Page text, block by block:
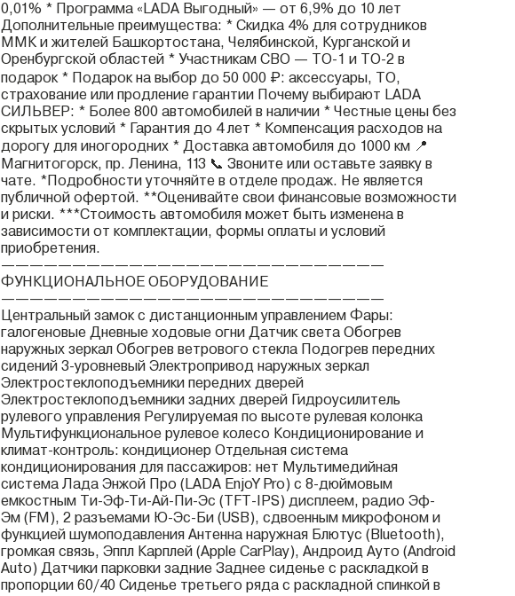
0,01% * Программа «LADA Выгодный» — от 6,9% до 10 лет
Дополнительные преимущества: * Скидка 4% для сотрудников
ММК и жителей Башкортостана, Челябинской, Курганской и
Оренбургской областей * Участникам СВО — ТО-1 и ТО-2 в
подарок * Подарок на выбор до 50 000 ₽: аксессуары, ТО,
страхование или продление гарантии Почему выбирают LADA
СИЛЬВЕР: * Более 800 автомобилей в наличии * Честные цены без
скрытых условий * Гарантия до 4 лет * Компенсация расходов на
дорогу для иногородних * Доставка автомобиля до 1000 км 📍
Магнитогорск, пр. Ленина, 113 📞 Звоните или оставьте заявку в
чате. *Подробности уточняйте в отделе продаж. Не является
публичной офертой. **Оценивайте свои финансовые возможности
и риски. ***Стоимость автомобиля может быть изменена в
зависимости от комплектации, формы оплаты и условий
приобретения.
———————————————————————————
ФУНКЦИОНАЛЬНОЕ ОБОРУДОВАНИЕ
———————————————————————————
Центральный замок с дистанционным управлением Фары:
галогеновые Дневные ходовые огни Датчик света Обогрев
наружных зеркал Обогрев ветрового стекла Подогрев передних
сидений 3-уровневый Электропривод наружных зеркал
Электростеклоподъемники передних дверей
Электростеклоподъемники задних дверей Гидроусилитель
рулевого управления Регулируемая по высоте рулевая колонка
Мультифункциональное рулевое колесо Кондиционирование и
климат-контроль: кондиционер Отдельная система
кондиционирования для пассажиров: нет Мультимедийная
система Лада Энжой Про (LADA EnjoY Pro) с 8-дюймовым
емкостным Ти-Эф-Ти-Ай-Пи-Эс (TFT-IPS) дисплеем, радио Эф-
Эм (FM), 2 разъемами Ю-Эс-Би (USB), сдвоенным микрофоном и
функцией шумоподавления Антенна наружная Блютус (Bluetooth),
громкая связь, Эппл Карплей (Apple CarPlay), Андроид Ауто (Android
Auto) Датчики парковки задние Заднее сиденье с раскладкой в
пропорции 60/40 Сиденье третьего ряда с раскладной спинкой в